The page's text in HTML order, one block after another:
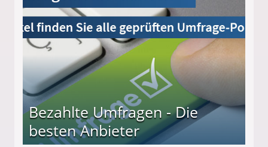
Bezahlte Umfragen - Die
besten Anbieter